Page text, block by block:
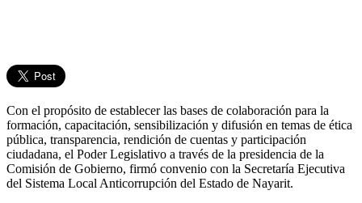
Con el propósito de establecer las bases de colaboración para la
formación, capacitación, sensibilización y difusión en temas de ética
pública, transparencia, rendición de cuentas y participación
ciudadana, el Poder Legislativo a través de la presidencia de la
Comisión de Gobierno, firmó convenio con la Secretaría Ejecutiva
del Sistema Local Anticorrupción del Estado de Nayarit.